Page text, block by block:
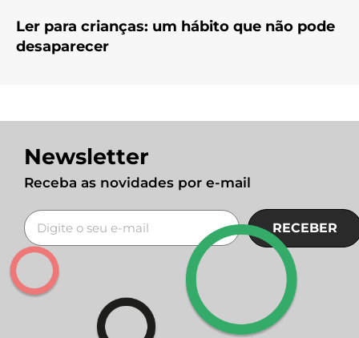
Ler para crianças: um hábito que não pode
desaparecer
Newsletter
Receba as novidades por e-mail
RECEBER